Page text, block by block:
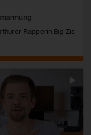
Rapperin Big Zis